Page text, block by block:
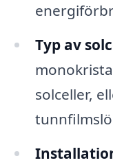
Typ av
solceller,